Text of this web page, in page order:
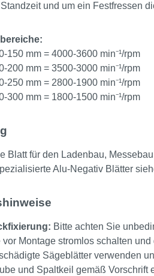
und um ein Festfressen
150 mm = 4000-3600 min⁻¹/rpm
200 mm = 3500-3000 min⁻¹/rpm
250 mm = 2800-1900 min⁻¹/rpm
300 mm = 1800-1500 min⁻¹/rpm
Blatt für den Ladenbau,
Alu-Negativ Blätter
Bitte achten Sie
vor Montage stromlos schalten
Sägeblätter verwenden
und Spaltkeil gemäß Vorschrift